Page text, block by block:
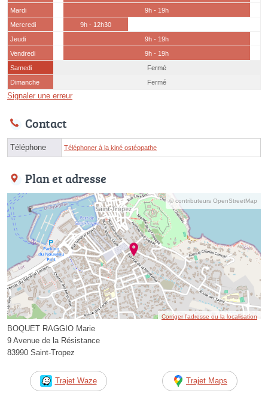
Mardi
9h - 19h
Mercredi
9h - 12h30
Jeudi
9h - 19h
Vendredi
9h - 19h
Samedi
Fermé
Dimanche
Fermé
Signaler une erreur
Contact
Téléphone Téléphoner à la kiné ostéopathe
Plan et adresse
© contributeurs OpenStreetMap
Corriger l’adresse ou la localisation
BOQUET RAGGIO Marie
9 Avenue de la Résistance
83990 Saint-Tropez
Trajet Waze Trajet Maps